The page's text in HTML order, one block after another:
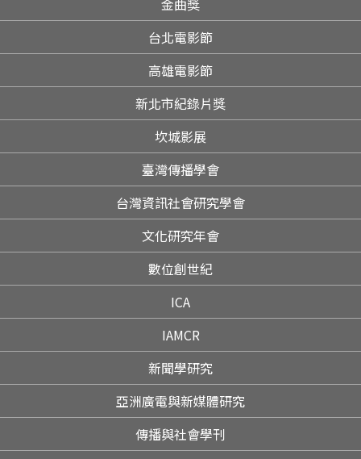
金曲獎
台北電影節
高雄電影節
新北市紀錄片獎
坎城影展
臺灣傳播學會
台灣資訊社會研究學會
文化研究年會
數位創世紀
ICA
IAMCR
新聞學研究
亞洲廣電與新媒體研究
傳播與社會學刊